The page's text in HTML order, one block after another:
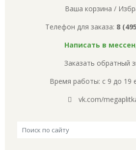
Ваша корзина /
Телефон для заказа: 8
Написать в
Заказать обратный
Время работы: с 9 до 19
vk.com/